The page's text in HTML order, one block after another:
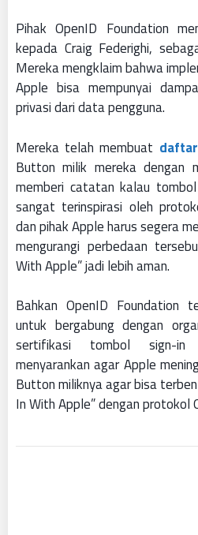
Pihak OpenID Foundation
kepada Craig Federighi,
Mereka mengklaim bahwa
Apple bisa mempunyai
privasi dari data pengguna.
Mereka telah membuat
Button milik mereka dengan
memberi catatan kalau
sangat terinspirasi oleh
dan pihak Apple harus segera
mengurangi perbedaan
With Apple” jadi lebih aman.
Bahkan OpenID Foundation
untuk bergabung dengan
sertifikasi tombol sign-in
menyarankan agar Apple
Button miliknya agar bisa
In With Apple” dengan protokol